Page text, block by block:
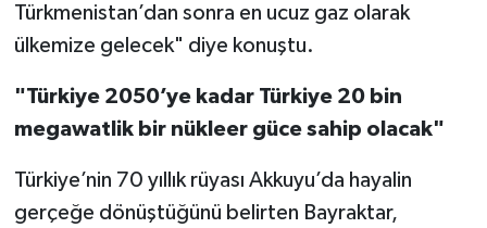
Türkmenistan’dan sonra en ucuz gaz olarak
ülkemize gelecek" diye konuştu.
"Türkiye 2050’ye kadar Türkiye 20 bin
megawatlik bir nükleer güce sahip olacak"
Türkiye’nin 70 yıllık rüyası Akkuyu’da hayalin
gerçeğe dönüştüğünü belirten Bayraktar,